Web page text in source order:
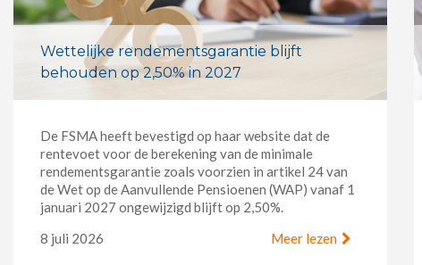
Wettelijke rendementsgarantie blijft
behouden op 2,50% in 2027
De FSMA heeft bevestigd op haar website dat de
rentevoet voor de berekening van de minimale
rendementsgarantie zoals voorzien in artikel 24 van
de Wet op de Aanvullende Pensioenen (WAP) vanaf 1
januari 2027 ongewijzigd blijft op 2,50%.
8 juli 2026
Meer lezen